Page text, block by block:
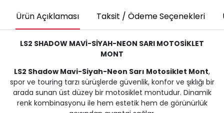
Ürün Açıklaması Taksit / Ödeme Seçenekleri
LS2 SHADOW MAVİ-SİYAH-NEON SARI MOTOSİKLET
MONT
LS2 Shadow Mavi-Siyah-Neon Sarı Motosiklet Mont,
spor ve touring tarzı sürüşlerde güvenlik, konfor ve şıklığı bir
arada sunan üst düzey bir motosiklet montudur. Dinamik
renk kombinasyonu ile hem estetik hem de görünürlük